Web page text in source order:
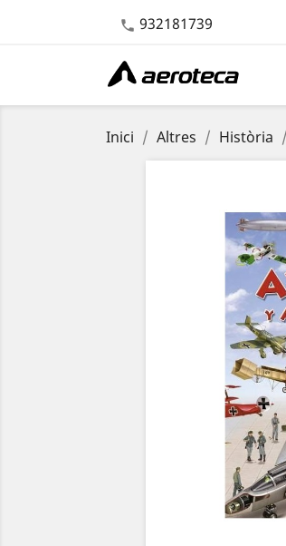
 932181739
Inici Altres Història